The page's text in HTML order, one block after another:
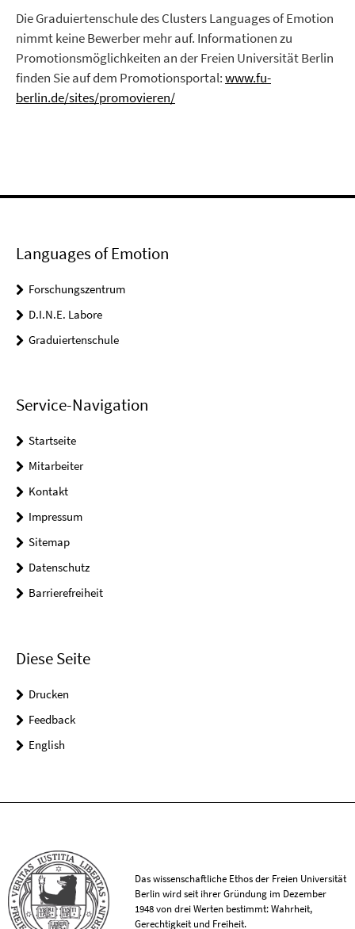
Die Graduiertenschule des Clusters Languages of Emotion
nimmt keine Bewerber mehr auf. Informationen zu
Promotionsmöglichkeiten an der Freien Universität Berlin
finden Sie auf dem Promotionsportal:www.fu-
berlin.de/sites/promovieren/
Languages of Emotion
Forschungszentrum
D.I.N.E. Labore
Graduiertenschule
Service-Navigation
Startseite
Mitarbeiter
Kontakt
Impressum
Sitemap
Datenschutz
Barrierefreiheit
Diese Seite
Drucken
Feedback
English
Das wissenschaftliche Ethos der Freien Universität
Berlin wird seit ihrer Gründung im Dezember
1948 von drei Werten bestimmt: Wahrheit,
Gerechtigkeit und Freiheit.